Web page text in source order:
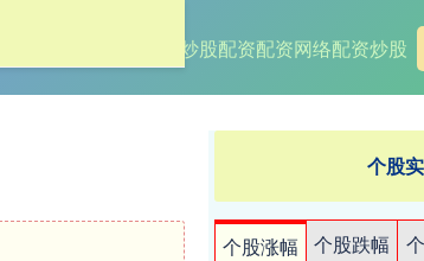
太原炒股配资配资网络配资炒股
个股
个股涨幅 个股跌幅